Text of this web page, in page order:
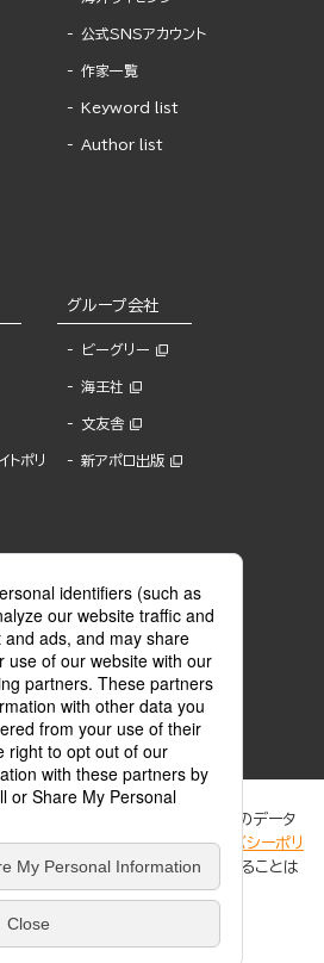
公式SNSアカウント
作家一覧
Keyword list
Author list
トポリ
グループ会社
ビーグリー
海王社
文友舎
新アポロ出版
籍配信サービスが、著作権者からコンテンツ使用許諾を
を示す登録商標(登録番号 第6091713号)です。
しているサービスの一覧はこちら。
、利便性向上のためにCookie等のデータ
についての詳細は、「プライバシーポリ
トでは、訪問者の個人情報を追跡することは